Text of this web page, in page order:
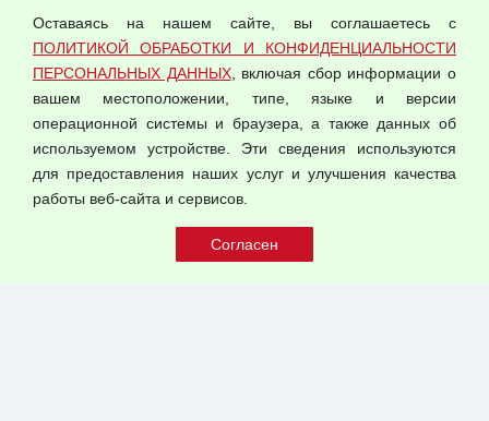
© 2026 ООО "Феникс"
Согласием на обработку персональных данных
Оферта оптовой купли-продажи
Публичная оферта
Оставаясь на нашем сайте, вы соглашаетесь с
ПОЛИТИКОЙ ОБРАБОТКИ И КОНФИДЕНЦИАЛЬНОСТИ
ПЕРСОНАЛЬНЫХ ДАННЫХ, включая сбор информации о
вашем местоположении, типе, языке и версии
операционной системы и браузера, а также данных об
используемом устройстве. Эти сведения используются
для предоставления наших услуг и улучшения качества
работы веб-сайта и сервисов.